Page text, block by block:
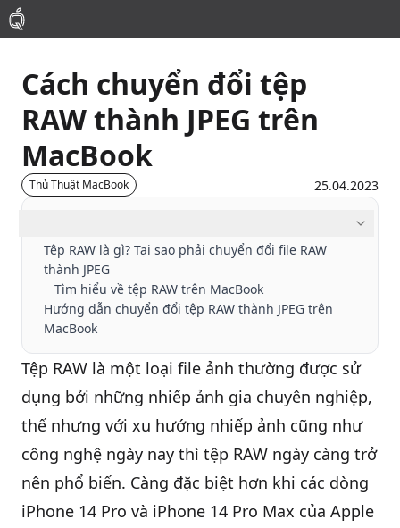
Mac
MacBook Pro
MacBook Air
Thu Mua
Sửa Chữa
Thay Linh Kiện
QBlog
Cách chuyển đổi tệp
RAW thành JPEG trên
MacBook
Thủ Thuật MacBook 25.04.2023
Tệp RAW là gì? Tại sao phải chuyển đổi file RAW
thành JPEG
Tìm hiểu về tệp RAW trên MacBook
Hướng dẫn chuyển đổi tệp RAW thành JPEG trên
MacBook
Tệp RAW là một loại file ảnh thường được sử
dụng bởi những nhiếp ảnh gia chuyên nghiệp,
thế nhưng với xu hướng nhiếp ảnh cũng như
công nghệ ngày nay thì tệp RAW ngày càng trở
nên phổ biến. Càng đặc biệt hơn khi các dòng
iPhone 14 Pro và iPhone 14 Pro Max của Apple